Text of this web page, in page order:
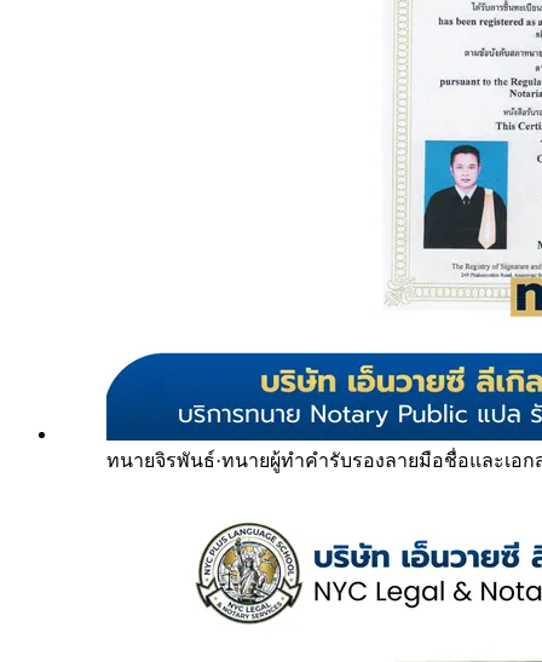
ทนายจิรพันธ์·ทนายผู้ทำคำรับรองลายมือชื่อและเอก